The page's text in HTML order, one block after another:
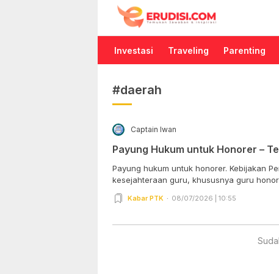
Erudisi
Temukan Jawaban dan Inspirasi
Investasi Traveling Parenting
#daerah
Captain Iwan
Payung Hukum untuk Honorer –
Payung hukum untuk honorer. Kebijakan
kesejahteraan guru, khususnya guru
Kabar PTK 08/07/2026 | 10:55